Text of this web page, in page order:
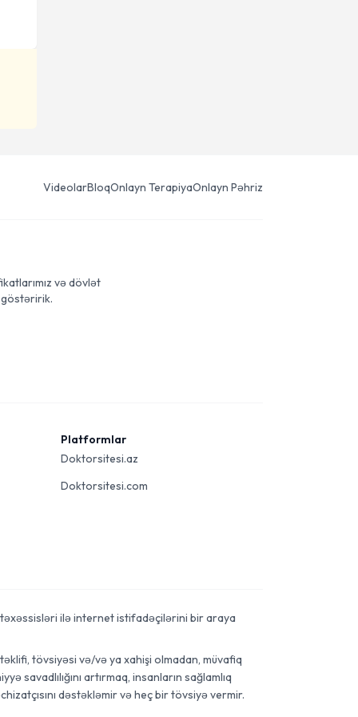
VideolarBloqOnlayn TerapiyaOnlayn Pəhriz
və dövlət
göstəririk.
Platformlar
Doktorsitesi.az
Doktorsitesi.com
ilə internet istifadəçilərini bir araya
tövsiyəsi və/və ya xahişi olmadan, müvafiq
savadlılığını artırmaq, insanların sağlamlıq
dəstəkləmir və heç bir tövsiyə vermir.